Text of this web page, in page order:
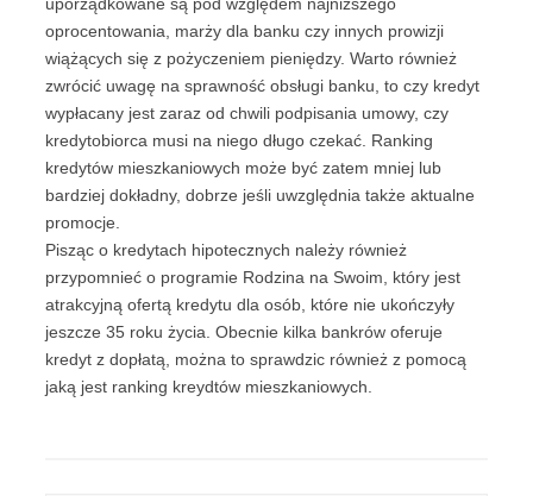
oprocentowania, marży dla banku czy innych prowizji
wiążących się z pożyczeniem pieniędzy. Warto również
zwrócić uwagę na sprawność obsługi banku, to czy kredyt
wypłacany jest zaraz od chwili podpisania umowy, czy
kredytobiorca musi na niego długo czekać. Ranking
kredytów mieszkaniowych może być zatem mniej lub
bardziej dokładny, dobrze jeśli uwzględnia także aktualne
promocje.
Pisząc o kredytach hipotecznych należy również
przypomnieć o programie Rodzina na Swoim, który jest
atrakcyjną ofertą kredytu dla osób, które nie ukończyły
jeszcze 35 roku życia. Obecnie kilka bankrów oferuje
kredyt z dopłatą, można to sprawdzic również z pomocą
jaką jest ranking kreydtów mieszkaniowych.